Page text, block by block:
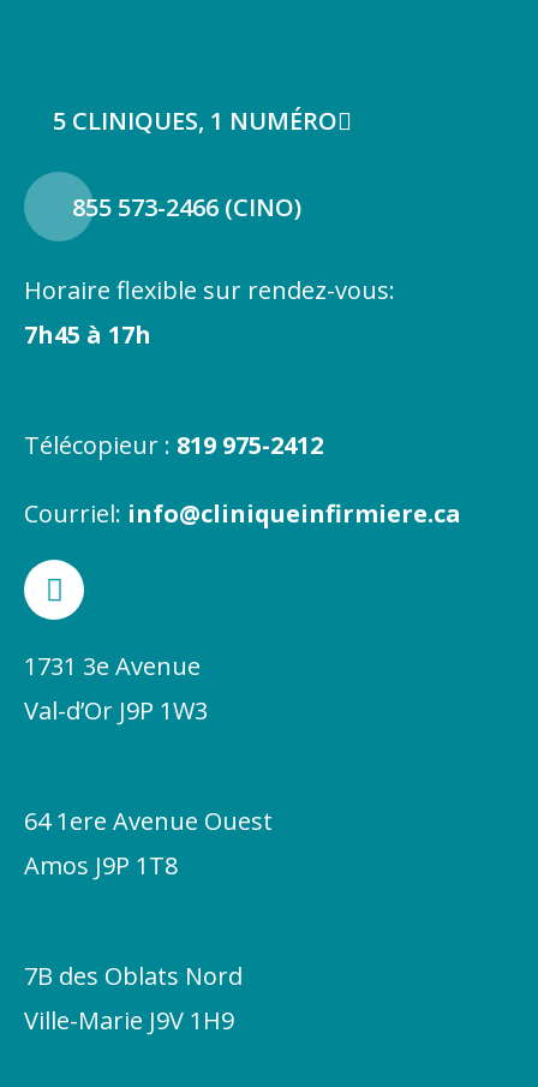
5 CLINIQUES, 1 NUMÉRO
855 573-2466 (CINO)
Horaire flexible sur rendez-vous:
7h45 à 17h
Télécopieur : 819 975-2412
Courriel: info@cliniqueinfirmiere.ca
F
a
e
b
o
-
1731 3e Avenue
Val-d’Or J9P 1W3
64 1ere Avenue Ouest
Amos J9P 1T8
7B des Oblats Nord
Ville-Marie J9V 1H9